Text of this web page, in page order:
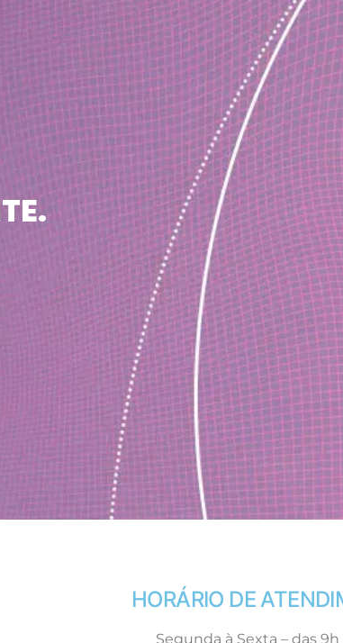
HORÁRIO DE
Segunda à Sexta – das 9h